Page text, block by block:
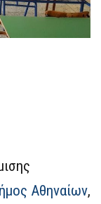
Αθηναίων,